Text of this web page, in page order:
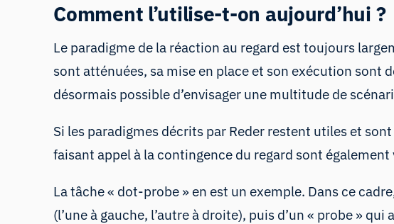
Comment l’utilise-t-on aujourd’hui ?
Le paradigme de la réaction au regard est toujours
sont atténuées, sa mise en place et son exécution
désormais possible d’envisager une multitude de
Si les paradigmes décrits par Reder restent utiles et
faisant appel à la contingence du regard sont également
Latâche« dot-probe » en est un exemple. Dans ce
(l’une à gauche, l’autre à droite), puis d’un « probe »